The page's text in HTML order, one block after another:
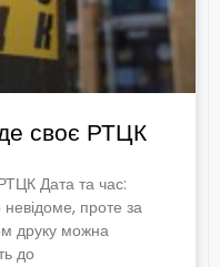
своє РТЦК
Дата та час:
проте за
друку можна
до